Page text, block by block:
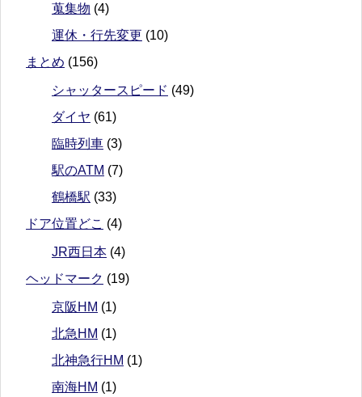
蒐集物 (4)
運休・行先変更 (10)
まとめ (156)
シャッタースピード (49)
ダイヤ (61)
臨時列車 (3)
駅のATM (7)
鶴橋駅 (33)
ドア位置どこ (4)
JR西日本 (4)
ヘッドマーク (19)
京阪HM (1)
北急HM (1)
北神急行HM (1)
南海HM (1)